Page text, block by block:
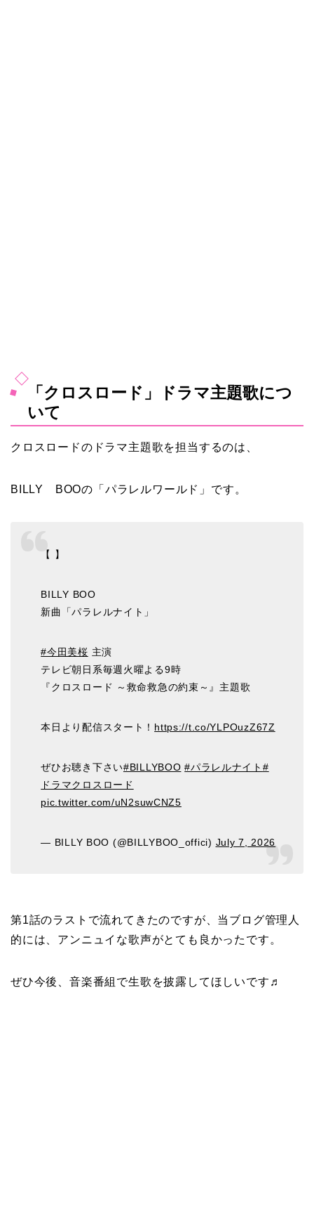
「クロスロード」ドラマ主題歌につ
いて
クロスロードのドラマ主題歌を担当するのは、
BILLY BOOの「パラレルワールド」です。
【 】
BILLY BOO
新曲「パラレルナイト」
#今田美桜 主演
テレビ朝日系毎週火曜よる9時
『クロスロード ～救命救急の約束～』主題歌
本日より配信スタート！ https://t.co/YLPOuzZ67Z
ぜひお聴き下さい#BILLYBOO #パラレルナイト #
ドラマクロスロード
pic.twitter.com/uN2suwCNZ5
— BILLY BOO (@BILLYBOO_offici) July 7, 2026
第1話のラストで流れてきたのですが、当ブログ管理人
的には、アンニュイな歌声がとても良かったです。
ぜひ今後、音楽番組で生歌を披露してほしいです♬